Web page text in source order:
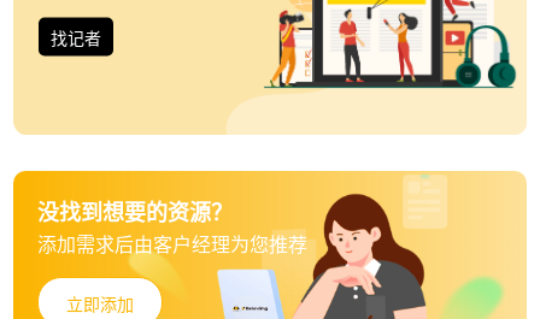
找记者
没找到想要的资源？
添加需求后由客户经理为您推荐
立即添加